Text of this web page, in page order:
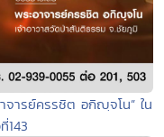
จารย์ครรชิต อกิญฺจโน” ใน
143